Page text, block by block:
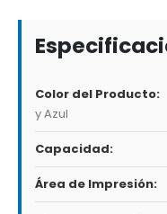
Color del Producto:
y Azul
Capacidad:
Área de Impresión: